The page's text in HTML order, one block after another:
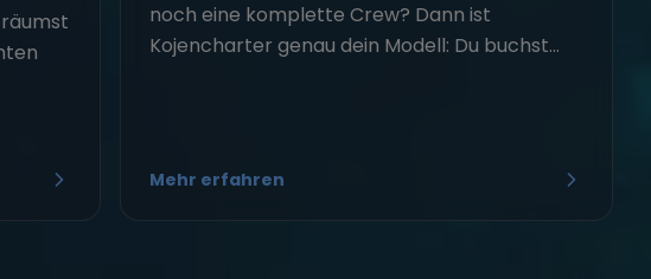
noch eine komplette Crew? Dann ist
Kojencharter genau dein Modell: Du buchst...
Mehr erfahren